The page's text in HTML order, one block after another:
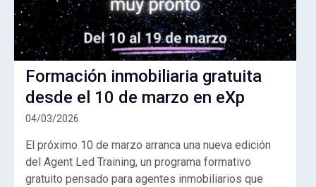
Formación inmobiliaria gratuita
desde el 10 de marzo en eXp
04/03/2026
El próximo 10 de marzo arranca una nueva edición
del Agent Led Training,un programa formativo
gratuito pensado para agentes inmobiliarios que